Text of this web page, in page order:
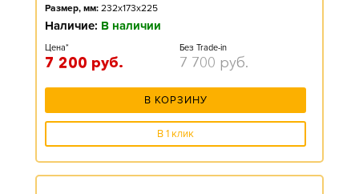
Размер, мм: 232x173x225
Наличие: В наличии
Цена*
7 200 руб.
Без Trade-in
7 700 руб.
В КОРЗИНУ
В 1 клик